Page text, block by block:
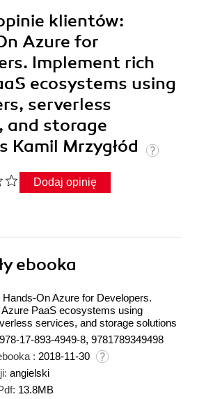
klientów:
Azure for
Implement rich
ecosystems using
serverless
and storage
Kamil Mrzygłód
Dodaj opinię
ebooka
Hands-On Azure for Developers.
PaaS ecosystems using
services, and storage solutions
978-17-893-4949-8, 9781789349498
: 2018-11-30
angielski
13.8MB